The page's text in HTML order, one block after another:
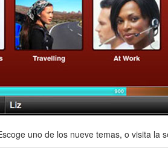
uno de los nueve temas, o visita la